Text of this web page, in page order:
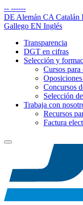
-- ------
DE Alemán CA Catalán
Gallego EN Inglés
Transparencia
DGT en cifras
Selección y
Cursos
Concursos
Selección
Trabaja con
Recursos
Factura